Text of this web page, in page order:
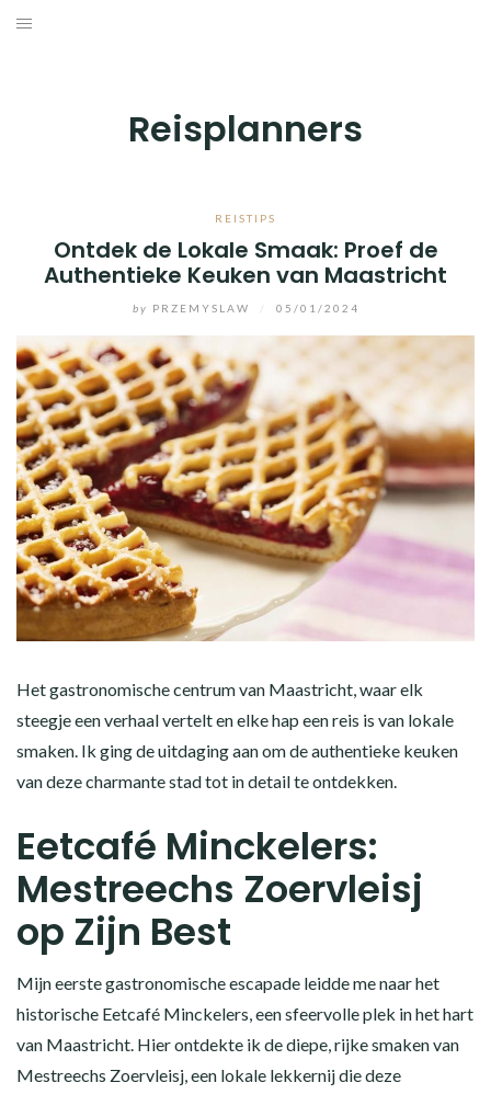
Skip
Reisplanners
REISTIPS
Ontdek de Lokale Smaak: Proef de
Authentieke Keuken van Maastricht
by PRZEMYSLAW 05/01/2024
Het gastronomische centrum van Maastricht, waar elk
steegje een verhaal vertelt en elke hap een reis is van lokale
smaken. Ik ging de uitdaging aan om de authentieke keuken
van deze charmante stad tot in detail te ontdekken.
Eetcafé Minckelers:
Mestreechs Zoervleisj
op Zijn Best
Mijn eerste gastronomische escapade leidde me naar het
historische Eetcafé Minckelers, een sfeervolle plek in het hart
van Maastricht. Hier ontdekte ik de diepe, rijke smaken van
Mestreechs Zoervleisj, een lokale lekkernij die deze